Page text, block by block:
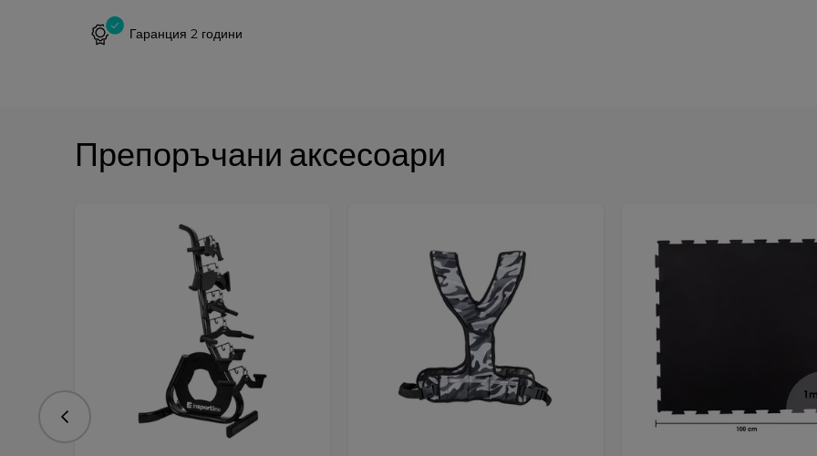
Гаранция 2 години
Препоръчани аксесоари
Предишна